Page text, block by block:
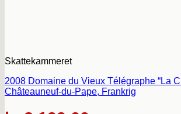
Skattekammeret
2008 Domaine du Vieux Télégraphe “La
Châteauneuf-du-Pape, Frankrig